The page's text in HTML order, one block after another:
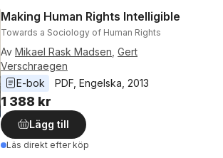
Making Human Rights Intelligible
Towards a Sociology of Human Rights
Av Mikael Rask Madsen Gert
Verschraegen
E-bok
PDF Engelska 2013
1 388 kr
Lägg till
Läs direkt efter köp